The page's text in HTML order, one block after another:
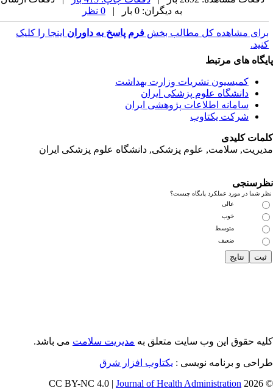
به دیگران: 0 بار |
مشاهده کل مطالب بخش فرم پاسخ به داوران اینجا را کلیک
های مرتبط
کمیسیون نشریات وزارت بهداشت
دانشگاه علوم پزشکی ایران
سامانه اطلاعات پژوهشی ایران
شرکت یکتاوب
کلیدی
سلامت, علوم پزشکی, دانشگاه علوم پزشکی ایران
شما در مورد عملکرد پایگاه چیست؟
عالی
خوب
متوسط
ضعیف
حقوق این وب سایت متعلق بهمدیریت سلامتمی باشد.
و برنامه نویسی : یکتاوب افزار شرق
©
Journal of Health Administration